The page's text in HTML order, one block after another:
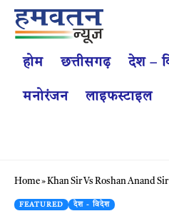
होम छत्तीसगढ़ देश –
मनोरंजन लाइफस्टाइल
Home» Khan Sir Vs Roshan Anand Sir : कोचिंग
FEATURED देश - विदेश